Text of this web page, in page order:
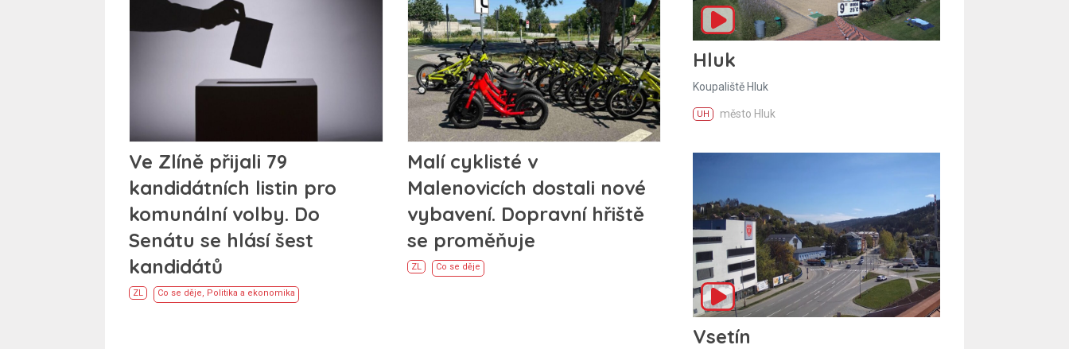
Ve Zlíně přijali 79
kandidátních listin pro
komunální volby. Do
Senátu se hlásí šest
kandidátů
ZL Co se děje, Politika a ekonomika
Malí cyklisté v
Malenovicích dostali nové
vybavení. Dopravní hřiště
se proměňuje
ZL Co se děje
Hluk
Koupaliště Hluk
UH město Hluk
Vsetín